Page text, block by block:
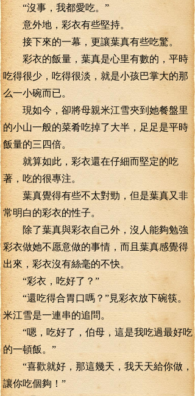
“沒事，我都愛吃。”
意外地，彩衣有些堅持。
接下來的一幕，更讓葉真有些吃驚。
彩衣的飯量，葉真是心里有數的，平時
吃得很少，吃得很淡，就是小孩巴掌大的那
么一小碗而已。
現如今，卻將母親米江雪夾到她餐盤里
的小山一般的菜肴吃掉了大半，足足是平時
飯量的三四倍。
就算如此，彩衣還在仔細而堅定的吃
著，吃的很專注。
葉真覺得有些不太對勁，但是葉真又非
常明白的彩衣的性子。
除了葉真與彩衣自己外，沒人能夠勉強
彩衣做她不愿意做的事情，而且葉真感覺得
出來，彩衣沒有絲毫的不快。
“彩衣，吃好了？”
“還吃得合胃口嗎？”見彩衣放下碗筷。
米江雪是一連串的追問。
“嗯，吃好了，伯母，這是我吃過最好吃
的一頓飯。”
“喜歡就好，那這幾天，我天天給你做，
讓你吃個夠！”